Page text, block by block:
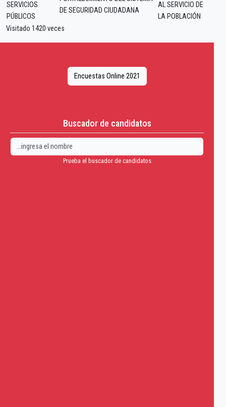
SERVICIOS
PÚBLICOS
DE SEGURIDAD CIUDADANA
AL SERVICIO DE
LA POBLACIÓN
Visitado 1420 veces
Encuestas Online 2021
Buscador de candidatos
Prueba el buscador de candidatos